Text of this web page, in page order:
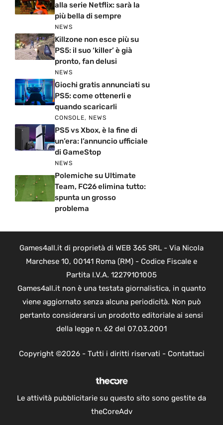
alla serie Netflix: sarà la
più bella di sempre
NEWS
Killzone non esce più su
PS5: il suo ‘killer’ è già
pronto, fan delusi
NEWS
Giochi gratis annunciati su
PS5: come ottenerli e
quando scaricarli
CONSOLE, NEWS
PS5 vs Xbox, è la fine di
un’era: l’annuncio ufficiale
di GameStop
NEWS
Polemiche su Ultimate
Team, FC26 elimina tutto:
spunta un grosso
problema
Games4all.it di proprietà di WEB 365 SRL - Via Nicola
Marchese 10, 00141 Roma (RM) - Codice Fiscale e
Partita I.V.A. 12279101005
Games4all.it non è una testata giornalistica, in quanto
viene aggiornato senza alcuna periodicità. Non può
pertanto considerarsi un prodotto editoriale ai sensi
della legge n. 62 del 07.03.2001
Copyright ©2026 - Tutti i diritti riservati - Contattaci
Le attività pubblicitarie su questo sito sono gestite da
theCoreAdv